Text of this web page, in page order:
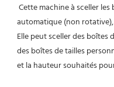
Cette machine à sceller
automatique (non
Elle peut sceller des boîtes
des boîtes de tailles
et la hauteur souhaités